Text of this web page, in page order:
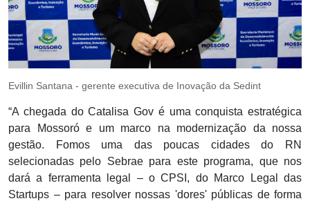
Evillin Santana - gerente executiva de Inovação da Sedint
“A chegada do Catalisa Gov é uma conquista estratégica
para Mossoró e um marco na modernização da nossa
gestão. Fomos uma das poucas cidades do RN
selecionadas pelo Sebrae para este programa, que nos
dará a ferramenta legal – o CPSI, do Marco Legal das
Startups – para resolver nossas 'dores' públicas de forma